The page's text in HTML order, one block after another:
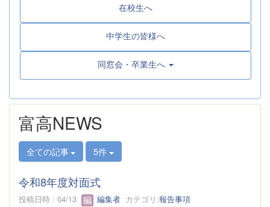
在校生へ
中学生の皆様へ
同窓会・卒業生へ
富高NEWS
全ての記事 5件
令和8年度対面式
投稿日時 : 04/13 編集者 カテゴリ:報告事項